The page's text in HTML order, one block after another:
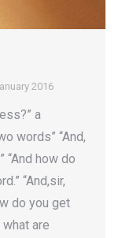
2016
a
words” “And,
“And how do
“And,sir,
do you get
what are